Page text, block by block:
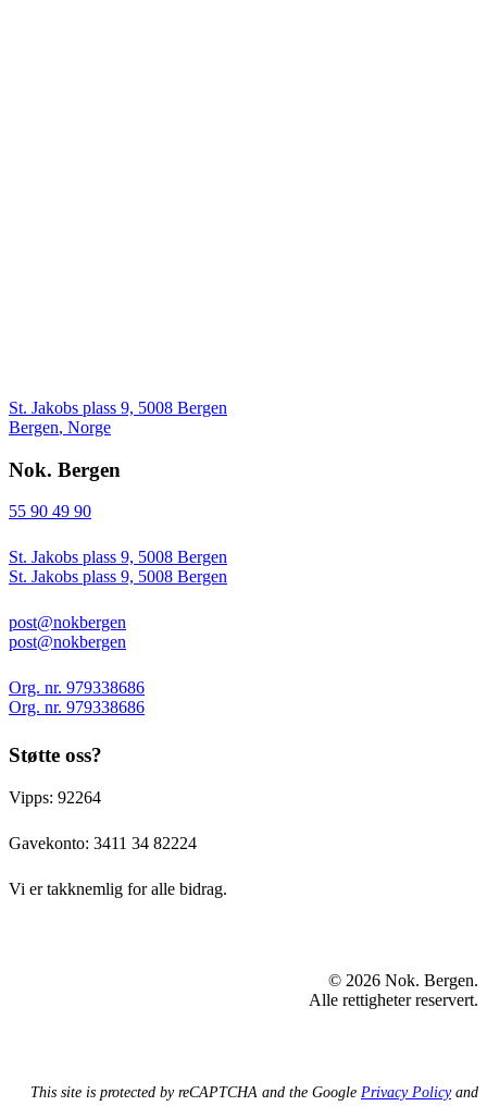
St. Jakobs plass 9, 5008 Bergen
Bergen, Norge
Nok. Bergen
55 90 49 90
St. Jakobs plass 9, 5008 Bergen
St. Jakobs plass 9, 5008 Bergen
post@nokbergen
post@nokbergen
Org. nr. 979338686
Org. nr. 979338686
Støtte oss?
Vipps: 92264
Gavekonto: 3411 34 82224
Vi er takknemlig for alle bidrag.
© 2026 Nok. Bergen.
Alle rettigheter reservert.
This site is protected by reCAPTCHA and the Google Privacy Policyand